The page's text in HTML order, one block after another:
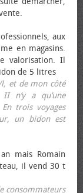
aux
en magasins.
valorisation. Il
de 5 litres
et de mon côté
n’y a qu’une
trois voyages
un bidon est
mais Romain
il vend 30 t
consommateurs